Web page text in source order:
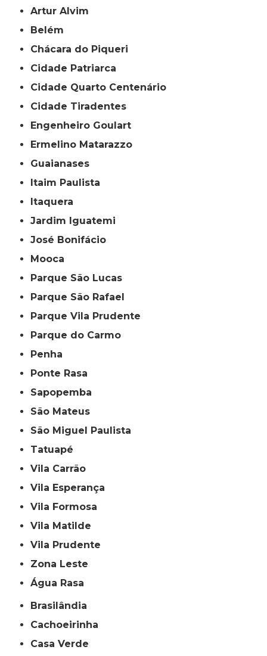
Artur Alvim
Belém
Chácara do Piqueri
Cidade Patriarca
Cidade Quarto Centenário
Cidade Tiradentes
Engenheiro Goulart
Ermelino Matarazzo
Guaianases
Itaim Paulista
Itaquera
Jardim Iguatemi
José Bonifácio
Mooca
Parque São Lucas
Parque São Rafael
Parque Vila Prudente
Parque do Carmo
Penha
Ponte Rasa
Sapopemba
São Mateus
São Miguel Paulista
Tatuapé
Vila Carrão
Vila Esperança
Vila Formosa
Vila Matilde
Vila Prudente
Zona Leste
Água Rasa
Brasilândia
Cachoeirinha
Casa Verde